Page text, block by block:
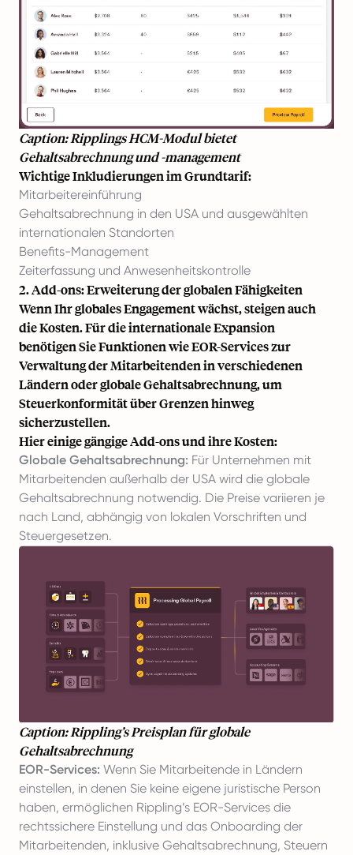
Caption: Ripplings HCM-Modul bietet
Gehaltsabrechnung und -management
Wichtige Inkludierungen im Grundtarif:
Mitarbeitereinführung
Gehaltsabrechnung in den USA und ausgewählten
internationalen Standorten
Benefits-Management
Zeiterfassung und Anwesenheitskontrolle
2. Add-ons: Erweiterung der globalen Fähigkeiten
Wenn Ihr globales Engagement wächst, steigen auch
die Kosten. Für die internationale Expansion
benötigen Sie Funktionen wie EOR-Services zur
Verwaltung der Mitarbeitenden in verschiedenen
Ländern oder globale Gehaltsabrechnung, um
Steuerkonformität über Grenzen hinweg
sicherzustellen.
Hier einige gängige Add-ons und ihre Kosten:
Globale Gehaltsabrechnung: Für Unternehmen mit
Mitarbeitenden außerhalb der USA wird die globale
Gehaltsabrechnung notwendig. Die Preise variieren je
nach Land, abhängig von lokalen Vorschriften und
Steuergesetzen.
Caption: Rippling’s Preisplan für globale
Gehaltsabrechnung
EOR-Services: Wenn Sie Mitarbeitende in Ländern
einstellen, in denen Sie keine eigene juristische Person
haben, ermöglichen Rippling’s EOR-Services die
rechtssichere Einstellung und das Onboarding der
Mitarbeitenden, inklusive Gehaltsabrechnung, Steuern